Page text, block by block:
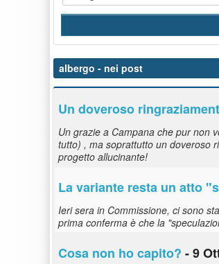
albergo - nei post
Un doveroso
Un grazie a Campana che pur non
tutto) , ma soprattutto un doveroso
progetto allucinante!
La variante resta un atto
Ieri sera in Commissione, ci sono
prima conferma è che la
Cosa non ho capito? - 9